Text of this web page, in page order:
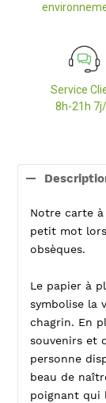
Service
8h-21h
d'un
produit
panier
Notre carte
petit mot
obsèques.
Le papier à
symbolise la
chagrin. En
souvenirs et
personne
beau de
poignant qui